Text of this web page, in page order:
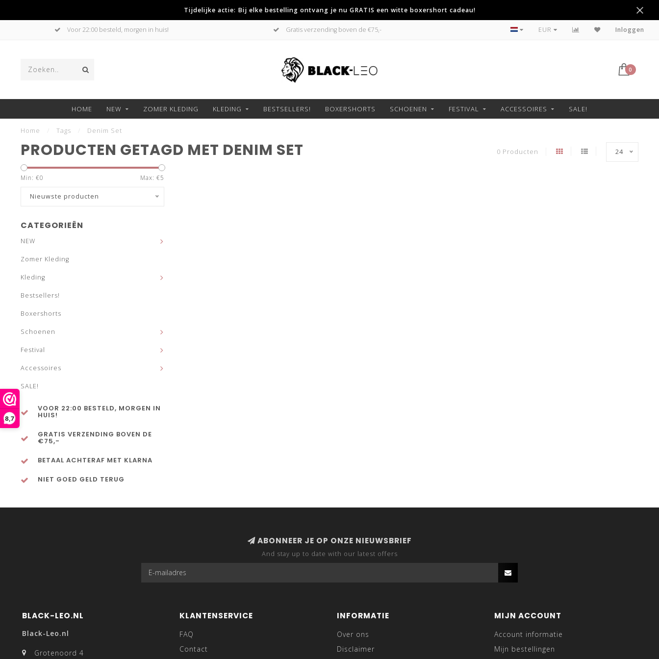
8,7
Tijdelijke actie: Bij elke bestelling ontvang je nu GRATIS een witte boxershort cadeau!
Voor 22:00 besteld, morgen in huis! Gratis verzending boven de €75,- Betaal achteraf met Klarna
EUR Inloggen
0
HOME NEW ZOMER KLEDING KLEDING BESTSELLERS! BOXERSHORTS SCHOENEN FESTIVAL ACCESSOIRES SALE!
Home Tags Denim Set
PRODUCTEN GETAGD MET DENIM SET 0 Producten 24
Min: €0 Max: €5
Nieuwste producten
CATEGORIEËN
NEW
Zomer Kleding
Kleding
Bestsellers!
Boxershorts
Schoenen
Festival
Accessoires
SALE!
VOOR 22:00 BESTELD, MORGEN IN
HUIS!
GRATIS VERZENDING BOVEN DE
€75,-
BETAAL ACHTERAF MET KLARNA
NIET GOED GELD TERUG
ABONNEER JE OP ONZE NIEUWSBRIEF
And stay up to date with our latest offers
BLACK-LEO.NL
Black-Leo.nl
Grotenoord 4
KLANTENSERVICE
FAQ
Contact
INFORMATIE
Over ons
Disclaimer
MIJN ACCOUNT
Account informatie
Mijn bestellingen